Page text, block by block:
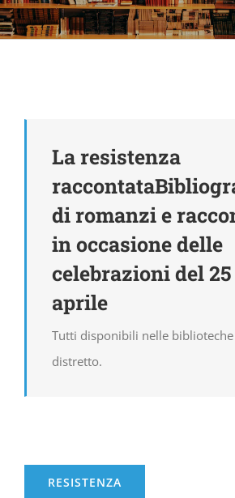
La resistenza
di romanzi e
in occasione delle
celebrazioni del 25
aprile
Tutti disponibili nelle
distretto.
RESISTENZA